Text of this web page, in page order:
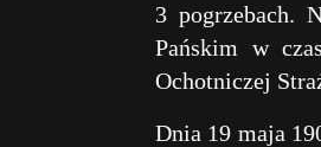
3 pogrzebach.
Pańskim w
Ochotniczej
Dnia 19 maja